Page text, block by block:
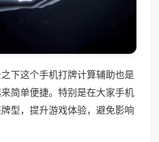
下这个手机打牌计算辅助也是
简单便捷。特别是在大家手机
型，提升游戏体验，避免影响